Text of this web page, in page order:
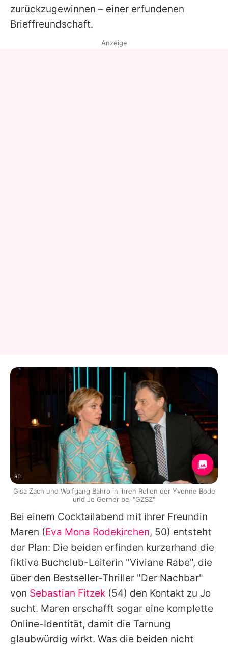
zurückzugewinnen – einer erfundenen
Brieffreundschaft.
Bei einem Cocktailabend mit ihrer Freundin
Maren (Eva Mona Rodekirchen, 50) entsteht
der Plan: Die beiden erfinden kurzerhand die
fiktive Buchclub-Leiterin "Viviane Rabe", die
über den Bestseller-Thriller "Der Nachbar"
von Sebastian Fitzek (54) den Kontakt zu Jo
sucht. Maren erschafft sogar eine komplette
Online-Identität, damit die Tarnung
glaubwürdig wirkt. Was die beiden nicht
Anzeige
RTL
Gisa Zach und Wolfgang Bahro in ihren Rollen der Yvonne Bode
und Jo Gerner bei "GZSZ"